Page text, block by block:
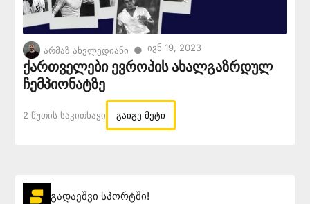
არმაზ ახვლედიანი ● Ივნ 19, 2023
ქართველები ევროპის ახალგაზრდულ
ჩემპიონატზე
2 Წუთის Საკითხავი გაიგე მეტი
გადაეშვი სპორტში!